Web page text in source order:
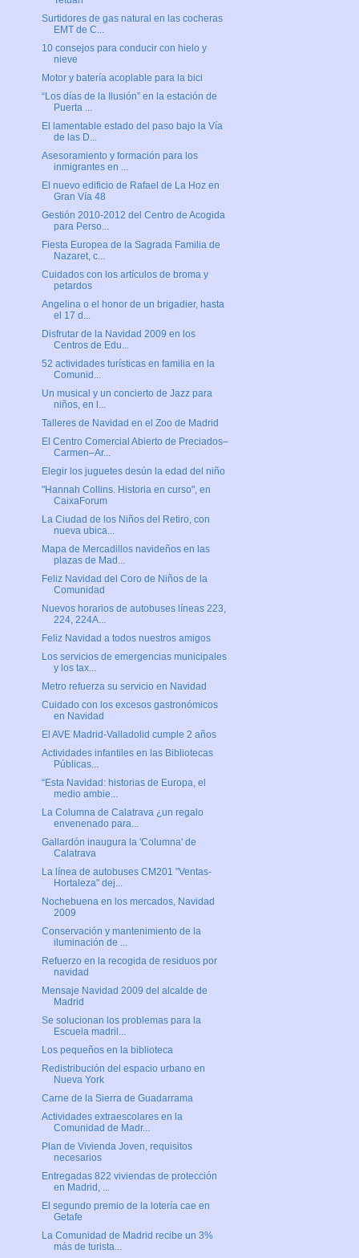
Surtidores de gas natural en las cocheras
EMT de C...
10 consejos para conducir con hielo y
nieve
Motor y batería acoplable para la bici
“Los días de la Ilusión” en la estación de
Puerta ...
El lamentable estado del paso bajo la Vía
de las D...
Asesoramiento y formación para los
inmigrantes en ...
El nuevo edificio de Rafael de La Hoz en
Gran Vía 48
Gestión 2010-2012 del Centro de Acogida
para Perso...
Fiesta Europea de la Sagrada Familia de
Nazaret, c...
Cuidados con los artículos de broma y
petardos
Angelina o el honor de un brigadier, hasta
el 17 d...
Disfrutar de la Navidad 2009 en los
Centros de Edu...
52 actividades turísticas en familia en la
Comunid...
Un musical y un concierto de Jazz para
niños, en l...
Talleres de Navidad en el Zoo de Madrid
El Centro Comercial Abierto de Preciados–
Carmen–Ar...
Elegir los juguetes desún la edad del niño
"Hannah Collins. Historia en curso", en
CaixaForum
La Ciudad de los Niños del Retiro, con
nueva ubica...
Mapa de Mercadillos navideños en las
plazas de Mad...
Feliz Navidad del Coro de Niños de la
Comunidad
Nuevos horarios de autobuses líneas 223,
224, 224A...
Feliz Navidad a todos nuestros amigos
Los servicios de emergencias municipales
y los tax...
Metro refuerza su servicio en Navidad
Cuidado con los excesos gastronómicos
en Navidad
El AVE Madrid-Valladolid cumple 2 años
Actividades infantiles en las Bibliotecas
Públicas...
“Esta Navidad: historias de Europa, el
medio ambie...
La Columna de Calatrava ¿un regalo
envenenado para...
Gallardón inaugura la 'Columna' de
Calatrava
La línea de autobuses CM201 "Ventas-
Hortaleza" dej...
Nochebuena en los mercados, Navidad
2009
Conservación y mantenimiento de la
iluminación de ...
Refuerzo en la recogida de residuos por
navidad
Mensaje Navidad 2009 del alcalde de
Madrid
Se solucionan los problemas para la
Escuela madril...
Los pequeños en la biblioteca
Redistribución del espacio urbano en
Nueva York
Carne de la Sierra de Guadarrama
Actividades extraescolares en la
Comunidad de Madr...
Plan de Vivienda Joven, requisitos
necesarios
Entregadas 822 viviendas de protección
en Madrid, ...
El segundo premio de la lotería cae en
Getafe
La Comunidad de Madrid recibe un 3%
más de turista...